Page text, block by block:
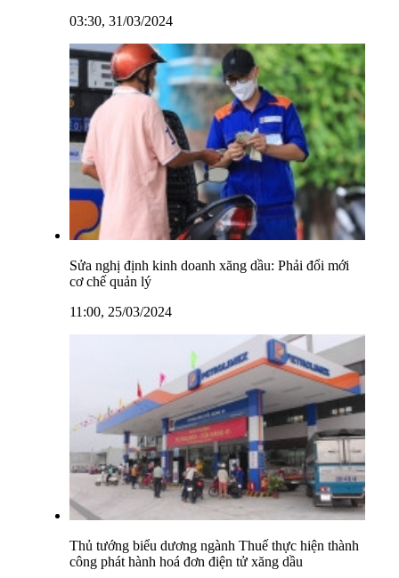
03:30, 31/03/2024
Sửa nghị định kinh doanh xăng dầu: Phải đổi mới
cơ chế quản lý
11:00, 25/03/2024
Thủ tướng biểu dương ngành Thuế thực hiện thành
công phát hành hoá đơn điện tử xăng dầu